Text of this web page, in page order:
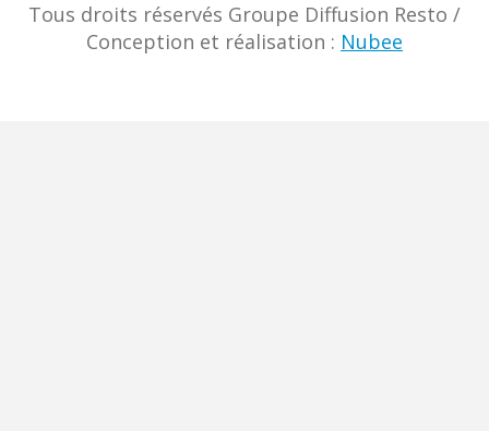
Tous droits réservés Groupe Diffusion Resto /
Conception et réalisation : Nubee